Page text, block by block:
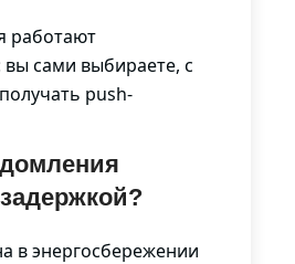
работают
сами выбираете, с
push-
в энергосбережении